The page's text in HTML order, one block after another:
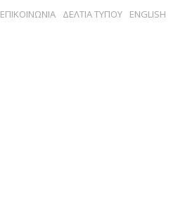
ΕΠΙΚΟΙΝΩΝΙΑ ΔΕΛΤΙΑ ΤΥΠΟΥ ENGLISH